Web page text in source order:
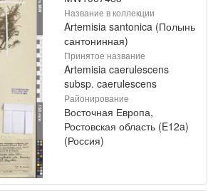
Название в коллекции
Artemisia santonica (Полынь
сантонинная)
Принятое название
Artemisia caerulescens
subsp. caerulescens
Районирование
Восточная Европа,
Ростовская область (E12a)
(Россия)